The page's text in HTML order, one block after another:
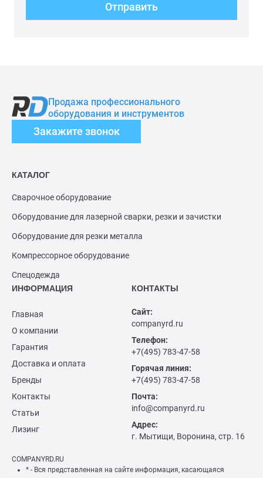
Отправить
Продажа профессионального
оборудования и инструментов
Закажите звонок
КАТАЛОГ
Сварочное оборудование
Оборудование для лазерной сварки, резки и зачистки
Оборудование для резки металла
Компрессорное оборудование
Спецодежда
ИНФОРМАЦИЯ
Главная
О компании
Гарантия
Доставка и оплата
Бренды
Контакты
Статьи
Лизинг
КОНТАКТЫ
Сайт:
companyrd.ru
Телефон:
+7(495) 783-47-58
Горячая линия:
+7(495) 783-47-58
Почта:
info@companyrd.ru
Адрес:
г. Мытищи, Воронина, стр. 16
COMPANYRD.RU
* - Вся представленная на сайте информация, касающаяся